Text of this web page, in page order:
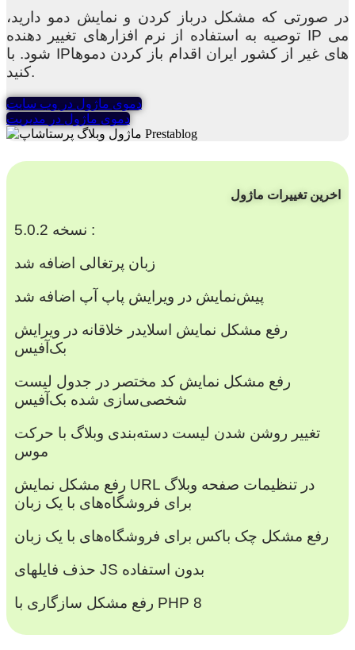
در صورتی که مشکل درباز کردن و نمایش دمو دارید،
توصیه به استفاده از نرم افزارهای تغییر دهنده IP می
شود. با IPهای غیر از کشور ایران اقدام باز کردن دموها
کنید.
دموی ماژول در وب سایت
دموی ماژول در مدیریت
اخرین تغییرات ماژول
نسخه 5.0.2 :
زبان پرتغالی اضافه شد
پیش‌نمایش در ویرایش پاپ آپ اضافه شد
رفع مشکل نمایش اسلایدر خلاقانه در ویرایش
بک‌آفیس
رفع مشکل نمایش کد مختصر در جدول لیست
شخصی‌سازی شده بک‌آفیس
تغییر روشن شدن لیست دسته‌بندی وبلاگ با حرکت
موس
رفع مشکل نمایش URL در تنظیمات صفحه وبلاگ
برای فروشگاه‌های با یک زبان
رفع مشکل چک باکس برای فروشگاه‌های با یک زبان
حذف فایلهای JS بدون استفاده
رفع مشکل سازگاری با PHP 8